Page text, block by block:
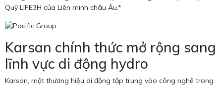
Quỹ LIFE3H của Liên minh châu Âu.*
Karsan chính thức mở rộng sang
lĩnh vực di động hydro
Karsan, một thương hiệu di động tập trung vào công nghệ trong